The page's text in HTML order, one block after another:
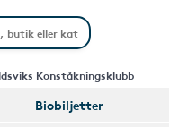
Konståkningsklubb
Biobiljetter